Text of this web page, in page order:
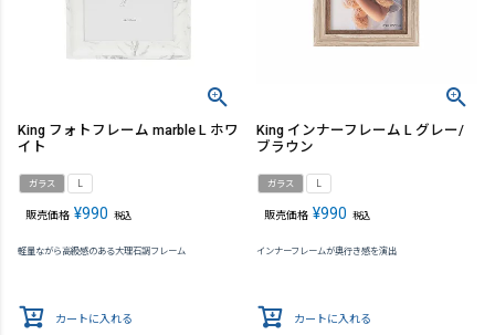
King フォトフレーム marble L ホワ
イト
ガラス L
販売価格 ¥990 税込
軽量ながら高級感のある大理石調フレーム
カートに入れる
King インナーフレーム L グレー/
ブラウン
ガラス L
販売価格 ¥990 税込
インナーフレームが奥行き感を演出
カートに入れる